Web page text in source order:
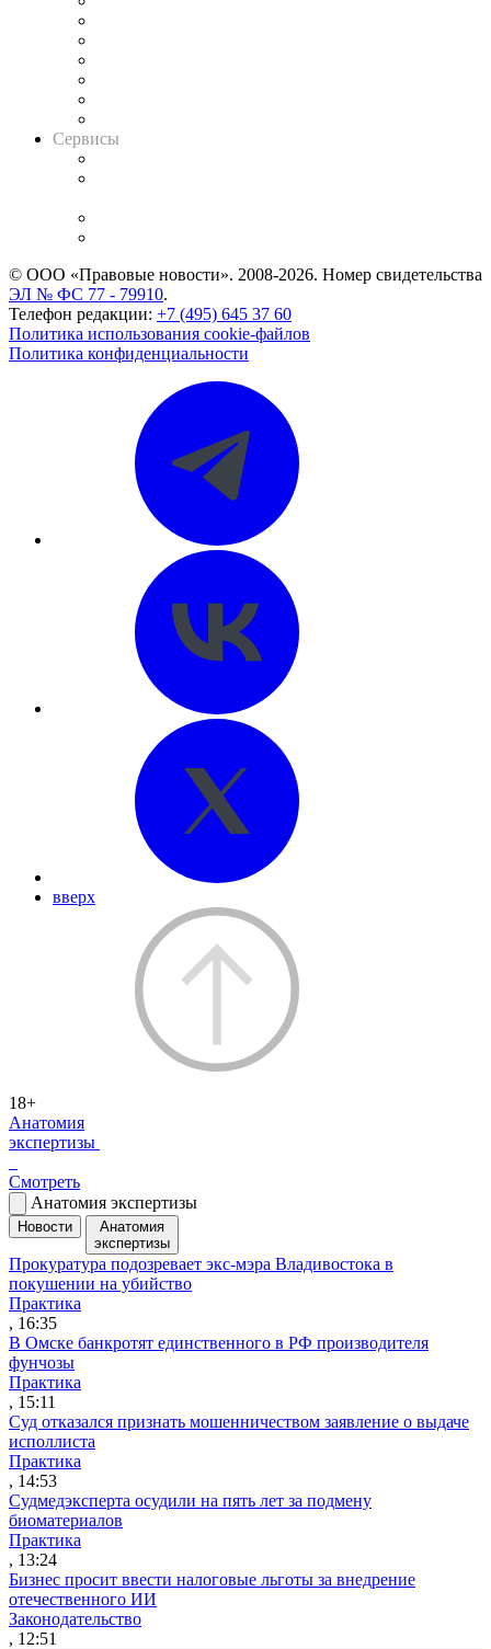
Сервисы
© ООО «Правовые новости». 2008-2026. Номер свидетельства
ЭЛ № ФС 77 - 79910.
Телефон редакции: +7 (495) 645 37 60
Политика использования cookie-файлов
Политика конфиденциальности
вверх
18+
Анатомия
экспертизы
Смотреть
Анатомия экспертизы
Новости
Анатомия
экспертизы
Прокуратура подозревает экс-мэра Владивостока в
покушении на убийство
Практика
, 16:35
В Омске банкротят единственного в РФ производителя
фунчозы
Практика
, 15:11
Суд отказался признать мошенничеством заявление о выдаче
исполлиста
Практика
, 14:53
Судмедэксперта осудили на пять лет за подмену
биоматериалов
Практика
, 13:24
Бизнес просит ввести налоговые льготы за внедрение
отечественного ИИ
Законодательство
, 12:51